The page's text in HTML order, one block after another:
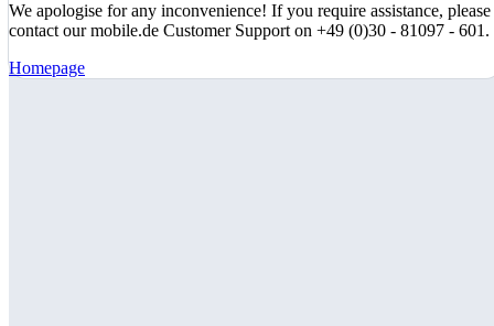
We apologise for any inconvenience! If you require assistance, please
contact our mobile.de Customer Support on +49 (0)30 - 81097 - 601.
Homepage